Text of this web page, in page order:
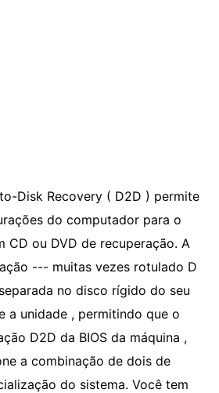
Disk Recovery ( D2D ) permite
do computador para o
CD ou DVD de recuperação. A
--- muitas vezes rotulado D
no disco rígido do seu
a unidade , permitindo que o
D2D da BIOS da máquina ,
a combinação de dois de
do sistema. Você tem